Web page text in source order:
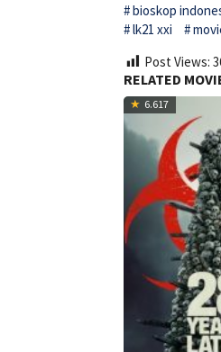
bioskop
lk21 xxi
Post Views:
RELATED
6.617